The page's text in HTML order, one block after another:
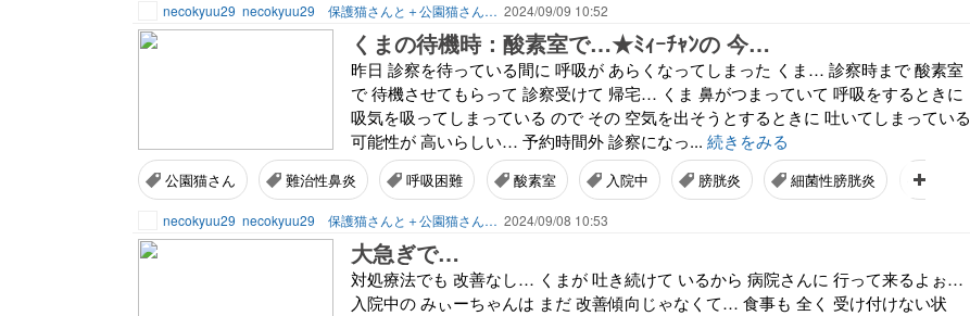
necokyuu29 necokyuu29 保護猫さんと＋公園猫さん… 2024/09/09 10:52
くまの待機時：酸素室で…★ﾐｨｰﾁｬﾝの 今…
昨日 診察を待っている間に 呼吸が あらくなってしまった くま… 診察時まで 酸素室
で 待機させてもらって 診察受けて 帰宅… くま 鼻がつまっていて 呼吸をするときに
吸気を吸ってしまっている ので その 空気を出そうとするときに 吐いてしまっている
可能性が 高いらしい… 予約時間外 診察になっ... 続きをみる
公園猫さん 難治性鼻炎 呼吸困難 酸素室 入院中 膀胱炎 細菌性膀胱炎
necokyuu29 necokyuu29 保護猫さんと＋公園猫さん… 2024/09/08 10:53
大急ぎで…
対処療法でも 改善なし… くまが 吐き続けて いるから 病院さんに 行って来るよぉ…
入院中の みぃーちゃんは まだ 改善傾向じゃなくて… 食事も 全く 受け付けない状